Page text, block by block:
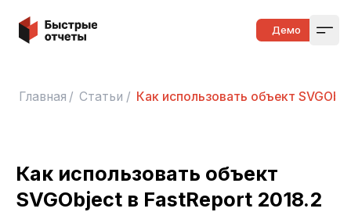
Быстрые отчеты Демо
Главная / Статьи / Как использовать объект
Как использовать объект
SVGObject в FastReport 2018.2